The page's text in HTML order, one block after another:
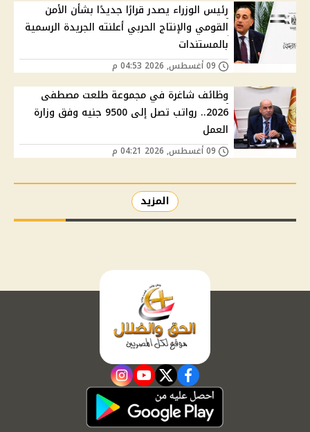
رئيس الوزراء يصدر قرارًا جديدًا بشأن الأمن
القومي والإنتاج الحربي أعلنته الجريدة الرسمية
بالمستندات
وظائف شاغرة في مجموعة طلعت مصطفى
2026.. رواتب تصل إلى 9500 جنيه وفق وزارة
العمل
المزيد
facebook
twitter
youtube
instagram